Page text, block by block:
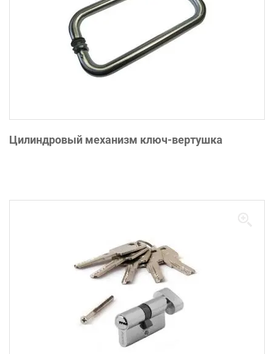
Цилиндровый механизм ключ-вертушка